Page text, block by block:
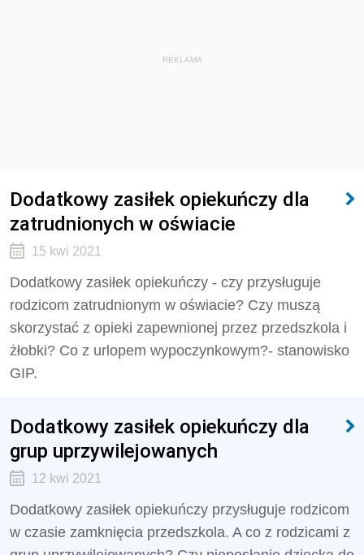
REKLAMA
Dodatkowy zasiłek opiekuńczy dla
zatrudnionych w oświacie
15 kwi 2021
Dodatkowy zasiłek opiekuńczy - czy przysługuje
rodzicom zatrudnionym w oświacie? Czy muszą
skorzystać z opieki zapewnionej przez przedszkola i
żłobki? Co z urlopem wypoczynkowym?- stanowisko
GIP.
Dodatkowy zasiłek opiekuńczy dla
grup uprzywilejowanych
12 kwi 2021
Dodatkowy zasiłek opiekuńczy przysługuje rodzicom
w czasie zamknięcia przedszkola. A co z rodzicami z